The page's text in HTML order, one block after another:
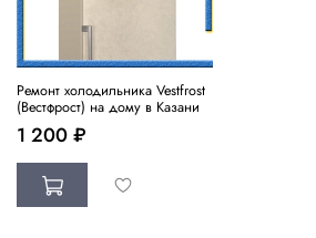
Ремонт холодильника Vestfrost
(Вестфрост) на дому в Казани
1 200 ₽